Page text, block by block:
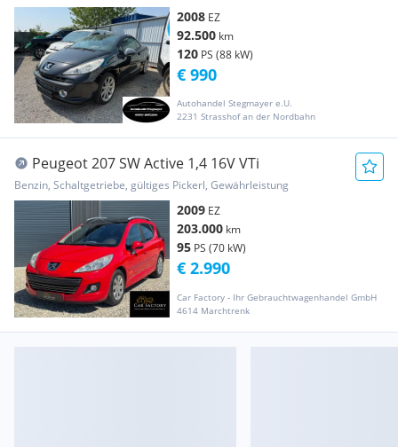
2008 EZ
92.500 km
120 PS (88 kW)
Autohandel Stegmayer e.U.
2231 Strasshof an der Nordbahn
€ 990
Peugeot 207 SW Active 1,4 16V VTi
Benzin, Schaltgetriebe, gültiges Pickerl, Gewährleistung
2009 EZ
203.000 km
95 PS (70 kW)
Car Factory - Ihr Gebrauchtwagenhandel GmbH
4614 Marchtrenk
€ 2.990